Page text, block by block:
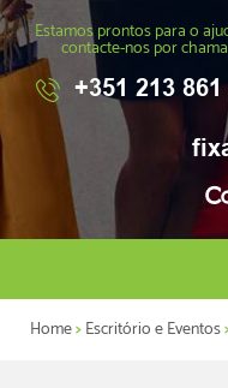
Estamos prontos para o
contacte-nos por
+351 213 861
Home>Escritório e Eventos